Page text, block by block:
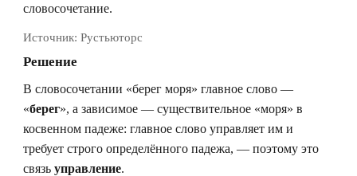
словосочетание.
Источник: Рустьюторс
Решение
В словосочетании «берег моря» главное слово —
«берег», а зависимое — существительное «моря» в
косвенном падеже: главное слово управляет им и
требует строго определённого падежа, — поэтому это
связь управление.